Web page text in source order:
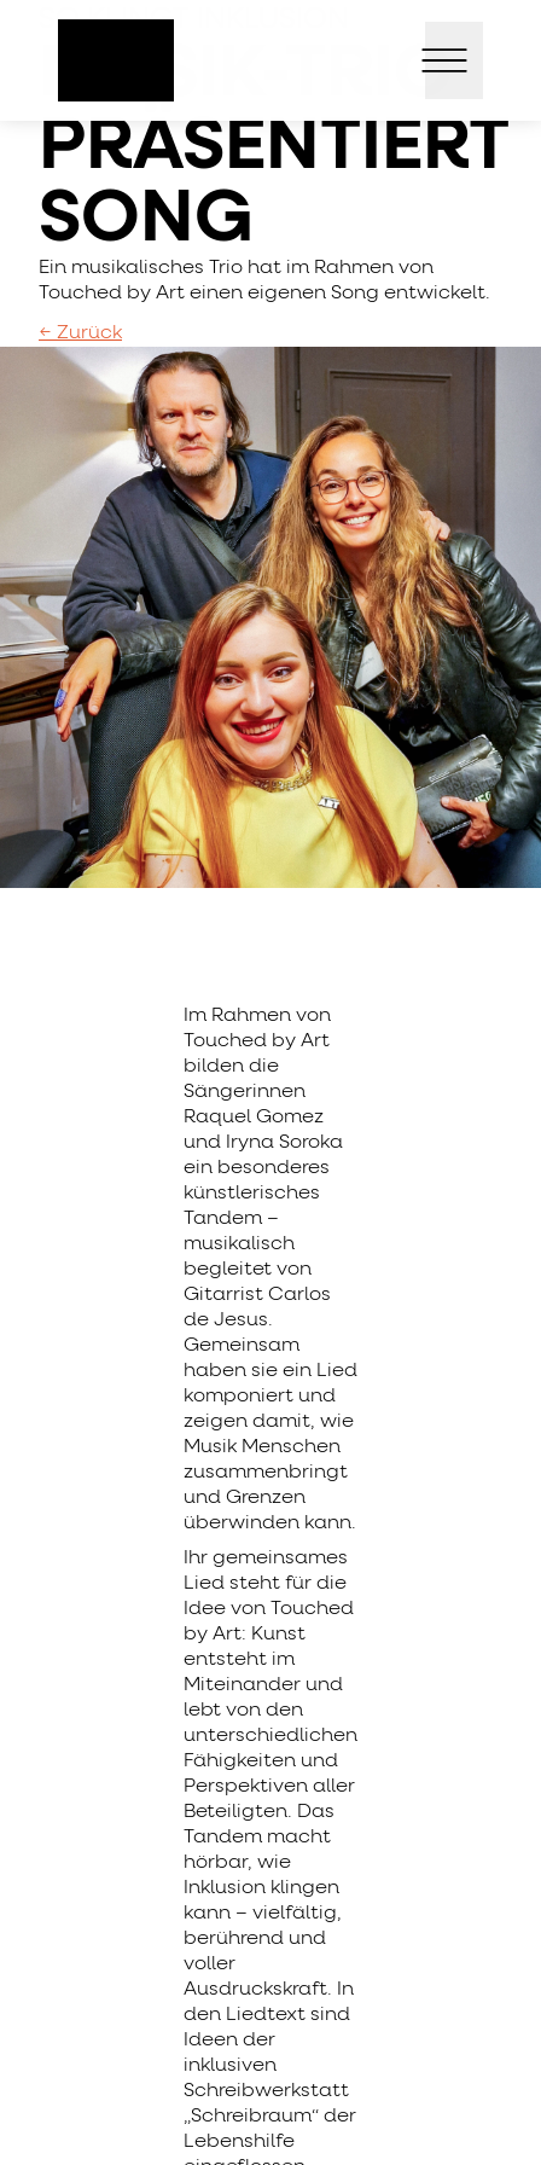
SO KLINGT INKLUSION
MUSIK-TRIO
PRÄSENTIERT
SONG
Ein musikalisches Trio hat im Rahmen von
Touched by Art einen eigenen Song entwickelt.
← Zurück
Im Rahmen von
Touched by Art
bilden die
Sängerinnen
Raquel Gomez
und Iryna Soroka
ein besonderes
künstlerisches
Tandem –
musikalisch
begleitet von
Gitarrist Carlos
de Jesus.
Gemeinsam
haben sie ein Lied
komponiert und
zeigen damit, wie
Musik Menschen
zusammenbringt
und Grenzen
überwinden kann.
Ihr gemeinsames
Lied steht für die
Idee von Touched
by Art: Kunst
entsteht im
Miteinander und
lebt von den
unterschiedlichen
Fähigkeiten und
Perspektiven aller
Beteiligten. Das
Tandem macht
hörbar, wie
Inklusion klingen
kann – vielfältig,
berührend und
voller
Ausdruckskraft. In
den Liedtext sind
Ideen der
inklusiven
Schreibwerkstatt
„Schreibraum“ der
Lebenshilfe